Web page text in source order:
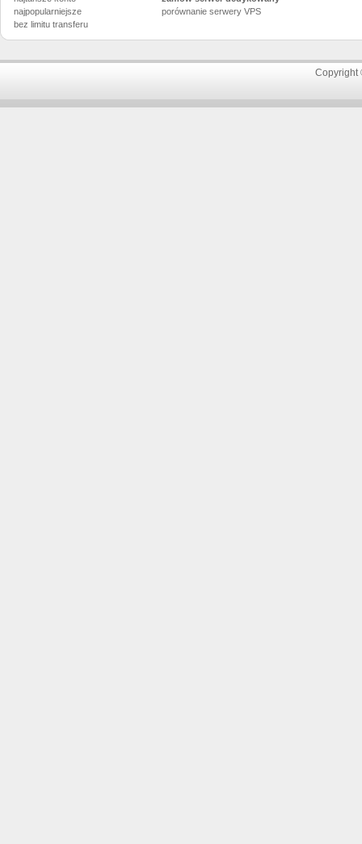
najpopularniejsze
bez limitu transferu
porównanie serwery VPS
Copyright